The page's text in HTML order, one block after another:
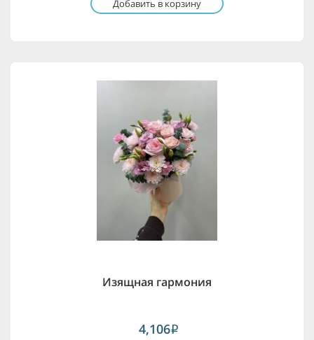
Добавить в корзину
Изящная гармония
4,106i